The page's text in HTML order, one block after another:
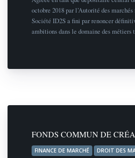
octobre 2018 par l’Autorité des
Société ID2S a fini par renoncer
ambitions dans le domaine des métiers
FONDS COMMUN DE
FINANCE DE MARCHÉ DROIT DES